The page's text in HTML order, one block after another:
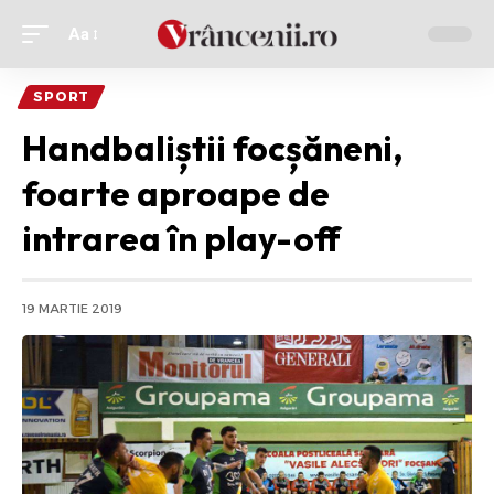
Ajustor
font
Aa
SPORT
Handbaliștii focșăneni,
foarte aproape de
intrarea în play-off
19 MARTIE 2019